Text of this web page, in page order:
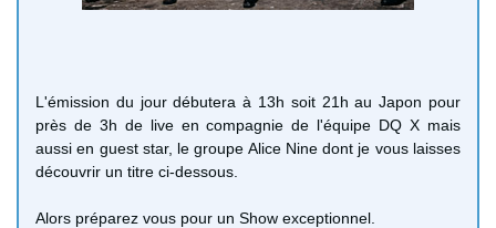
L'émission du jour débutera à 13h soit 21h au Japon pour
près de 3h de live en compagnie de l'équipe DQ X mais
aussi en guest star, le groupe Alice Nine dont je vous laisses
découvrir un titre ci-dessous.
Alors préparez vous pour un Show exceptionnel.